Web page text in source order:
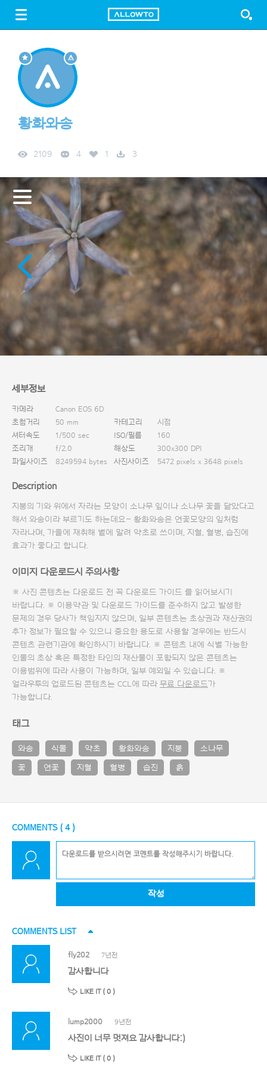
FREE DOWNLOAD
황화와송
2109 4 1 3
세부정보
카메라
Canon EOS 6D
초첨거리
50 mm 카테고리
시점
셔터속도
1/500 sec ISO/필름
160
조리개
f/2.0 해상도
300x300 DPI
파일사이즈
8249594 bytes 사진사이즈 5472 pixels x 3648 pixels
Description
지붕의 기와 위에서 자라는 모양이 소나무 잎이나 소나무 꽃을 닮았다고
해서 와송이라 부르기도 하는데요~ 황화와송은 연꽃모양의 잎처럼
자라나며, 가을에 재취해 볕에 말려 약초로 쓰이며, 지혈, 혈병, 습진에
효과가 좋다고 합니다.
이미지 다운로드시 주의사항
※ 사진 콘텐츠는 다운로드 전 꼭 다운로드 가이드 를 읽어보시기
바랍니다. ※ 이용약관 및 다운로드 가이드를 준수하지 않고 발생한
문제의 경우 당사가 책임지지 않으며, 일부 콘텐츠는 초상권과 재산권의
추가 정보가 필요할 수 있으니 중요한 용도로 사용할 경우에는 반드시
콘텐츠 관련기관에 확인하시기 바랍니다. ※ 콘텐츠 내에 식별 가능한
인물의 초상 혹은 특정한 타인의 재산물이 포함되지 않은 콘텐츠는
이용범위에 따라 사용이 가능하며, 일부 예외일 수 있습니다. ※
얼라우투의 업로드된 콘텐츠는 CCL에 따라 무료 다운로드가
가능합니다.
태그
와송 식물 약초 황화와송 지붕 소나무
꽃 연꽃 지혈 혈병 습진 흙
COMMENTS ( 4)
작성
COMMENTS LIST
fly202 7년전
감사합니다
LIKE IT ( 0 )
lump2000 9년전
사진이 너무 멋져요 감사합니다:)
LIKE IT ( 0 )